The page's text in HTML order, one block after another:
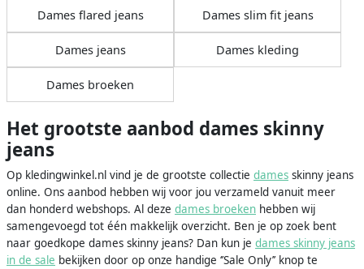
Dames flared jeans Dames slim fit jeans
Dames jeans Dames kleding
Dames broeken
Het grootste aanbod dames skinny
jeans
Op kledingwinkel.nl vind je de grootste collectie dames skinny jeans
online. Ons aanbod hebben wij voor jou verzameld vanuit meer
dan honderd webshops. Al deze dames broeken hebben wij
samengevoegd tot één makkelijk overzicht. Ben je op zoek bent
naar goedkope dames skinny jeans? Dan kun je dames skinny jeans
in de sale bekijken door op onze handige ‘’Sale Only’’ knop te